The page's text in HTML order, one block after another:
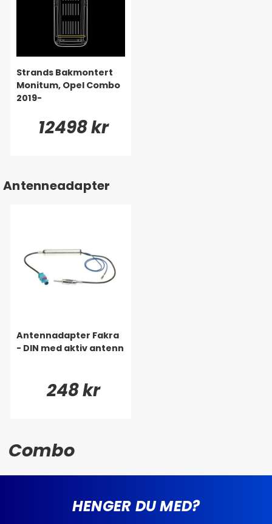
Strands Bakmontert
Monitum, Opel Combo
2019-
12498 kr
Antenneadapter
Antennadapter Fakra
- DIN med aktiv antenn
248 kr
Combo
HENGER DU MED?